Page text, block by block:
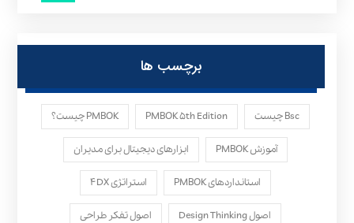
برچسب ها
Bsc چیست PMBOK ۵th Edition PMBOK چیست؟
آموزش PMBOK ابزارهای دیجیتال برای مدیران
استانداردهای PMBOK استراتژی ۴DX
اصول Design Thinking اصول تفکر طراحی